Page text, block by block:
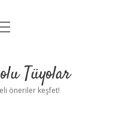
UyarıTüyolar
öneriler keşfet!